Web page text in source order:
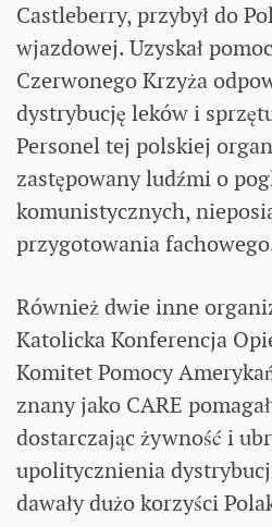
Castleberry, przybył do
wjazdowej. Uzyskał
Czerwonego Krzyża
dystrybucję leków i
Personel tej polskiej
zastępowany ludźmi o
komunistycznych,
przygotowania
Również dwie inne
Katolicka Konferencja
Komitet Pomocy
znany jako CARE
dostarczając żywność i
upolitycznienia
dawały dużo korzyści